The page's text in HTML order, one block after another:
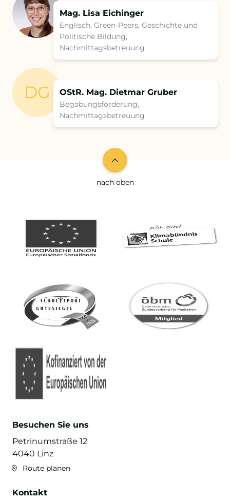
Mag. Lisa Eichinger
Englisch, Green-Peers, Geschichte und
Politische Bildung,
Nachmittagsbetreuung
DG OStR. Mag. Dietmar Gruber
Begabungs­förderung,
Nachmittagsbetreuung
nach oben
Besuchen Sie uns
Petrinumstraße 12
4040 Linz
Route planen
Kontakt